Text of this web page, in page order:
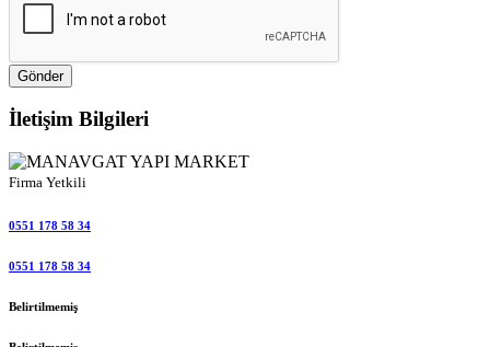
Gönder
İletişim Bilgileri
Firma Yetkili
0551 178 58 34
0551 178 58 34
Belirtilmemiş